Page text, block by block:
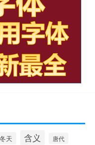
冬天 含义 唐代